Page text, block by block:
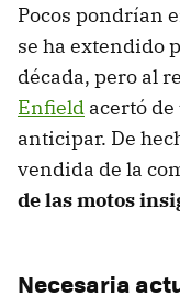
Pocos pondrían
se ha extendido
década, pero al
Enfield acertó
anticipar. De
vendida de la
de las motos
Necesaria